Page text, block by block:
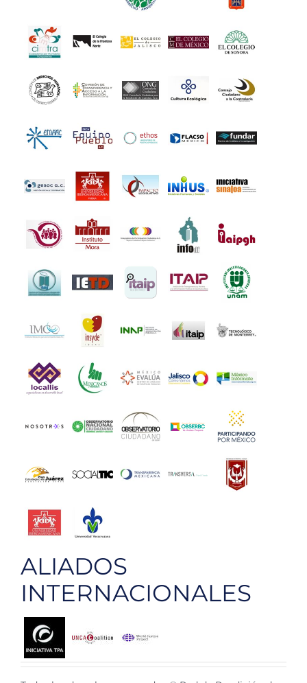
ALIADOS
INTERNACIONALES